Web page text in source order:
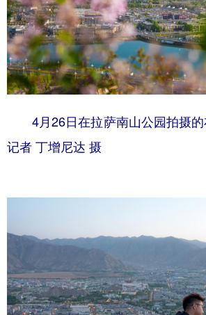
4月26日在拉萨南山公园拍摄的
记者 丁增尼达 摄